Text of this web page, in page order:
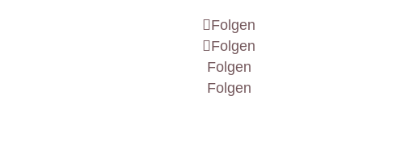
Folgen
Folgen
Folgen
Folgen